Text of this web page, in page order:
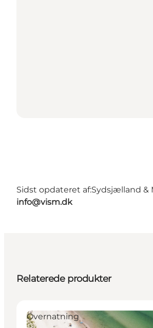
Sidst opdateret af:Sydsjælland &
info@vism.dk
Relaterede produkter
Overnatning